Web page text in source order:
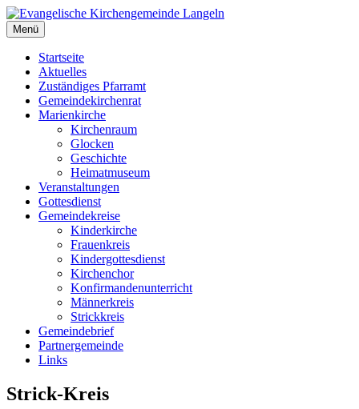
Zum
Inhalt
springen
Evangelische Kirchengemeinde Langeln
Evangelische Kirchengemeinde Langeln
Menü
Startseite
Aktuelles
Zuständiges Pfarramt
Gemeindekirchenrat
Marienkirche
Kirchenraum
Glocken
Geschichte
Heimatmuseum
Veranstaltungen
Gottesdienst
Gemeindekreise
Kinderkirche
Frauenkreis
Kindergottesdienst
Kirchenchor
Konfirmandenunterricht
Männerkreis
Strickkreis
Gemeindebrief
Partnergemeinde
Links
Strick-Kreis